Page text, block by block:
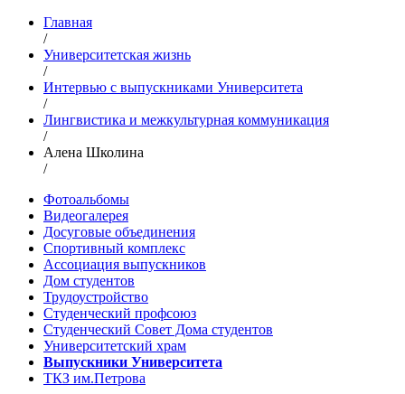
Главная
/
Университетская жизнь
/
Интервью с выпускниками Университета
/
Лингвистика и межкультурная коммуникация
/
Алена Школина
/
Фотоальбомы
Видеогалерея
Досуговые объединения
Спортивный комплекс
Ассоциация выпускников
Дом студентов
Трудоустройство
Студенческий профсоюз
Студенческий Совет Дома студентов
Университетский храм
Выпускники Университета
ТКЗ им.Петрова